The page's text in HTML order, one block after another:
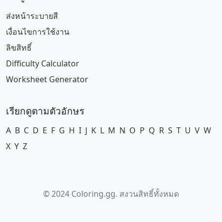
ส่งหน้าระบายสี
เงื่อนไขการใช้งาน
ลิขสิทธิ์
Difficulty Calculator
Worksheet Generator
เรียกดูตามตัวอักษร
A B C D E F G H I J K L M N O P Q R S T U V W
X Y Z
© 2024 Coloring.gg. สงวนสิทธิ์ทั้งหมด